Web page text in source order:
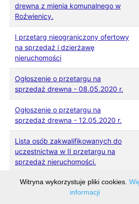
drewna z mienia komunalnego w
Roźwienicy.
I przetarg nieograniczony ofertowy
na sprzedaż i dzierżawę
nieruchomości
Ogłoszenie o przetargu na
sprzedaż drewna - 08.05.2020 r.
Ogłoszenie o przetargu na
sprzedaż drewna - 12.05.2020 r.
Lista osób zakwalifikowanych do
uczestnictwa w II przetargu na
sprzedaż nieruchomości.
Informacja o treści złożonych ofert -
sprzedaż drewna z mienia
Witryna wykorzystuje pliki cookies.
informacji